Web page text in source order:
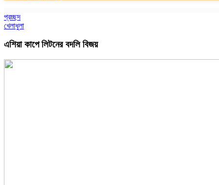
প্রচ্ছদ
খেলাধুলা
এশিয়া কাপে লিটনের বদলি বিজয়